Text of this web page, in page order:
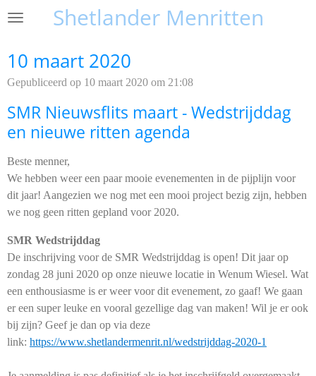
Ga
de
hoofdinhoud
Shetlander Menritten
10 maart 2020
Gepubliceerd op 10 maart 2020 om 21:08
SMR Nieuwsflits maart - Wedstrijddag
en nieuwe ritten agenda
Beste menner,
We hebben weer een paar mooie evenementen in de pijplijn voor
dit jaar! Aangezien we nog met een mooi project bezig zijn, hebben
we nog geen ritten gepland voor 2020.
SMR Wedstrijddag
De inschrijving voor de SMR Wedstrijddag is open! Dit jaar op
zondag 28 juni 2020 op onze nieuwe locatie in Wenum Wiesel. Wat
een enthousiasme is er weer voor dit evenement, zo gaaf! We gaan
er een super leuke en vooral gezellige dag van maken! Wil je er ook
bij zijn? Geef je dan op via deze
link: https://www.shetlandermenrit.nl/wedstrijddag-2020-1